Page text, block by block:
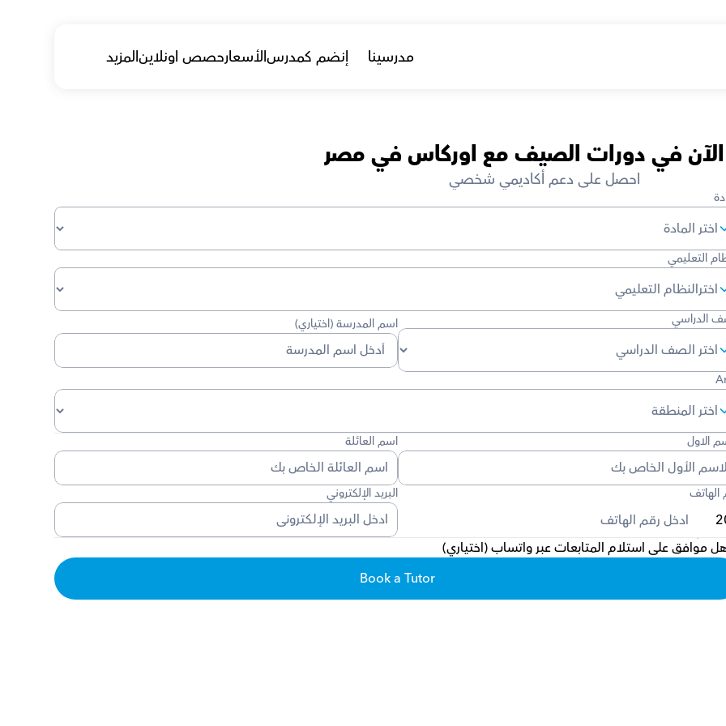
مدرسينا إنضم كمدرسالأسعارحصص اونلاينالمزيد
الآن في دورات الصيف مع اوركاس في مصر
احصل على دعم أكاديمي شخصي
التعليمي
الدراسي اسم المدرسة (اختياري)
الاول اسم العائلة
الهاتف البريد الإلكتروني
موافق على استلام المتابعات عبر واتساب (اختياري)
Book a Tutor